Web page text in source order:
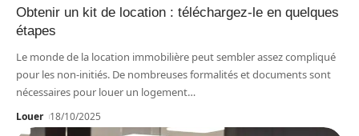
Obtenir un kit de location : téléchargez-le en quelques
étapes
Le monde de la location immobilière peut sembler assez compliqué
pour les non-initiés. De nombreuses formalités et documents sont
nécessaires pour louer un logement…
Louer 18/10/2025